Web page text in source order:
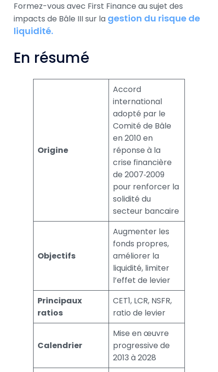
Formez-vous avec First Finance au sujet des
impacts de Bâle III sur la gestion du risque de
liquidité.
En résumé
Origine
Accord
international
adopté par le
Comité de Bâle
en 2010 en
réponse à la
crise financière
de 2007‑2009
pour renforcer la
solidité du
secteur bancaire
Objectifs
Augmenter les
fonds propres,
améliorer la
liquidité, limiter
l’effet de levier
Principaux
ratios
CET1, LCR, NSFR,
ratio de levier
Calendrier
Mise en œuvre
progressive de
2013 à 2028